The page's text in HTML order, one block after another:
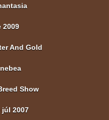
2009
And Gold
Show
2007